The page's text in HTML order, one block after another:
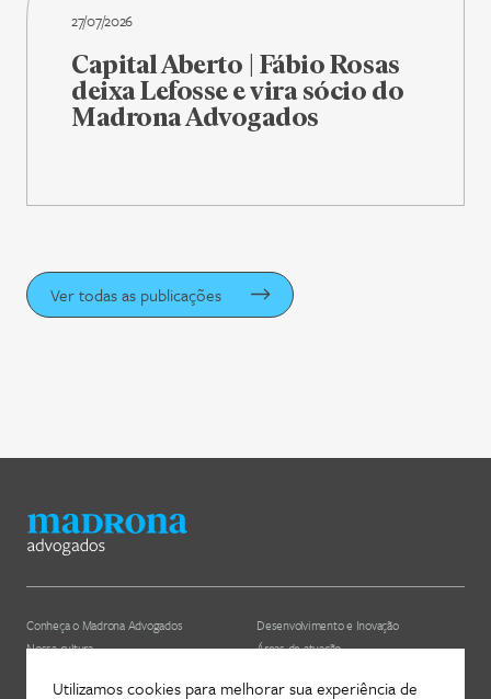
27/07/2026
Capital Aberto | Fábio Rosas
deixa Lefosse e vira sócio do
Madrona Advogados
Ver todas as publicações
Conheça o Madrona Advogados
Nossa cultura
Desenvolvimento e Inovação
Áreas de atuação
Utilizamos cookies para melhorar sua experiência de